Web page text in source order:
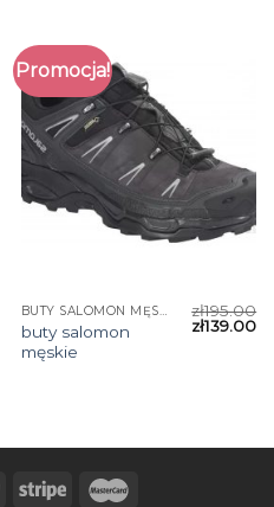
Promocja!
BUTY SALOMON MĘSKIE
buty salomon
męskie
zł195.00
zł139.00